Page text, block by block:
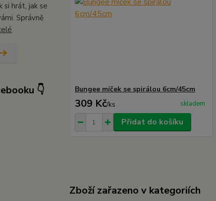
si hrát, jak se
Správně
👇 Bungee míček se spirálou 6cm/45cm
309 Kč/ks skladem
Přidat do košíku
Zboží zařazeno v kategoriích